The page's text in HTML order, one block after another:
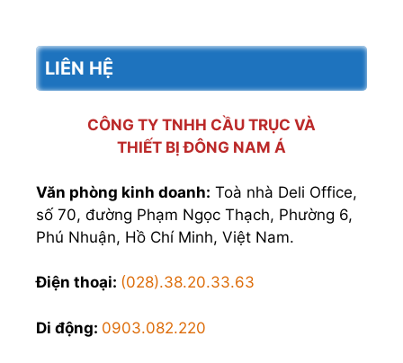
LIÊN HỆ
CÔNG TY TNHH CẦU TRỤC VÀ
THIẾT BỊ ĐÔNG NAM Á
Văn phòng kinh doanh: Toà nhà Deli Office,
số 70, đường Phạm Ngọc Thạch, Phường 6,
Phú Nhuận, Hồ Chí Minh, Việt Nam.
Điện thoại: (028).38.20.33.63
Di động: 0903.082.220